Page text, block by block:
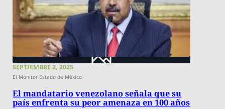
SEPTIEMBRE 2, 2025
El Monitor Estado de México
El mandatario venezolano señala que su
país enfrenta su peor amenaza en 100 años